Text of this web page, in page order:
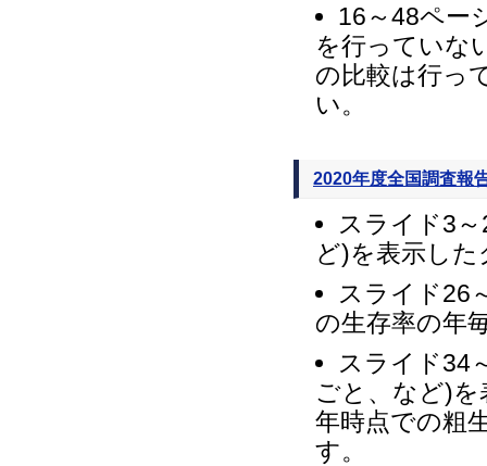
16～48ペー
を行っていな
の比較は行っ
い。
2020年度全国調査報
スライド3
ど)を表示し
スライド26
の生存率の年
スライド34
ごと、など)を
年時点での粗
す。